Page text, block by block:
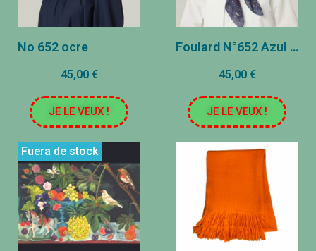
No 652 ocre
45,00 €
JE LE VEUX !
Foulard N°652 Azul Marino
45,00 €
JE LE VEUX !
Fuera de stock